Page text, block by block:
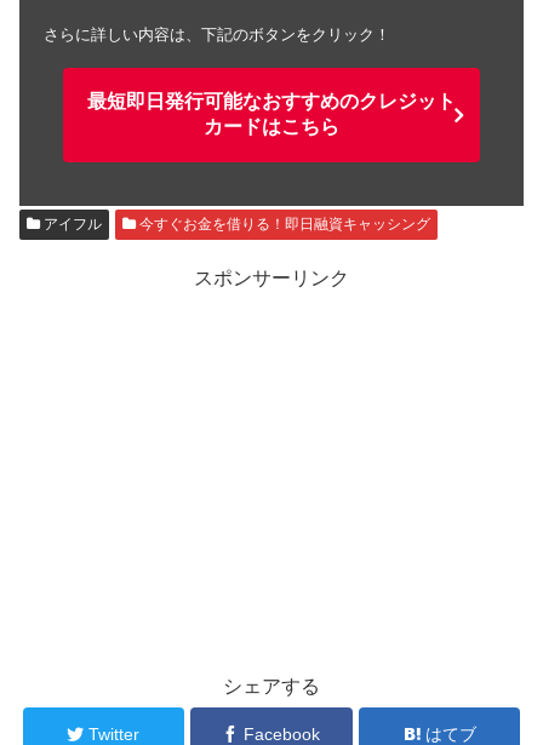
さらに詳しい内容は、下記のボタンをクリック！
最短即日発行可能なおすすめのクレジット
カードはこちら
アイフル 今すぐお金を借りる！即日融資キャッシング
スポンサーリンク
シェアする
Twitter Facebook はてブ